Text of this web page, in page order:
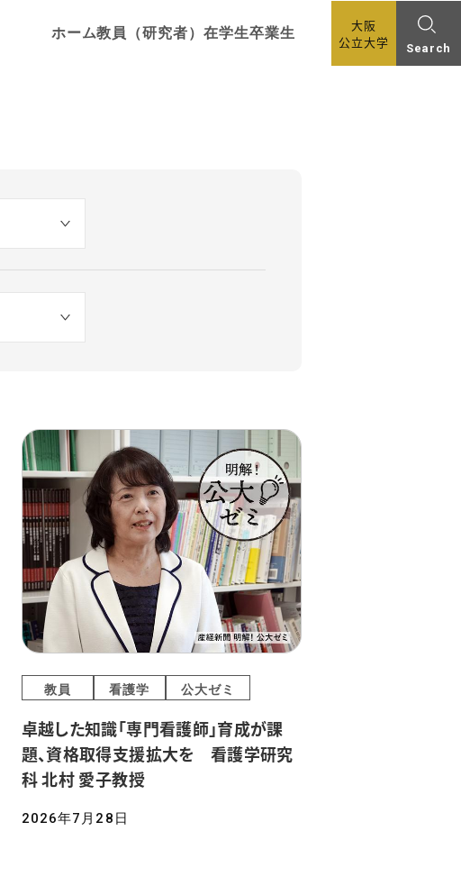
ホーム教員（研究者）在学生卒業生
大阪
公立大学
Search
2026年7月28日
教員 看護学 公大ゼミ
卓越した知識「専門看護師」育成が課
題、資格取得支援拡大を 看護学研究
科 北村 愛子教授